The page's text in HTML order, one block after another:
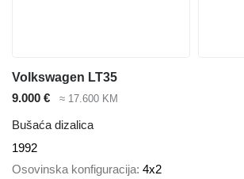
Volkswagen LT35
9.000 €
≈ 17.600 KM
Bušaća dizalica
1992
Osovinska konfiguracija 4x2